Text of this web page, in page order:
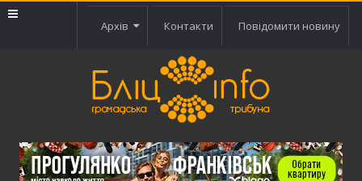
Архів Контакти Повідомити новину